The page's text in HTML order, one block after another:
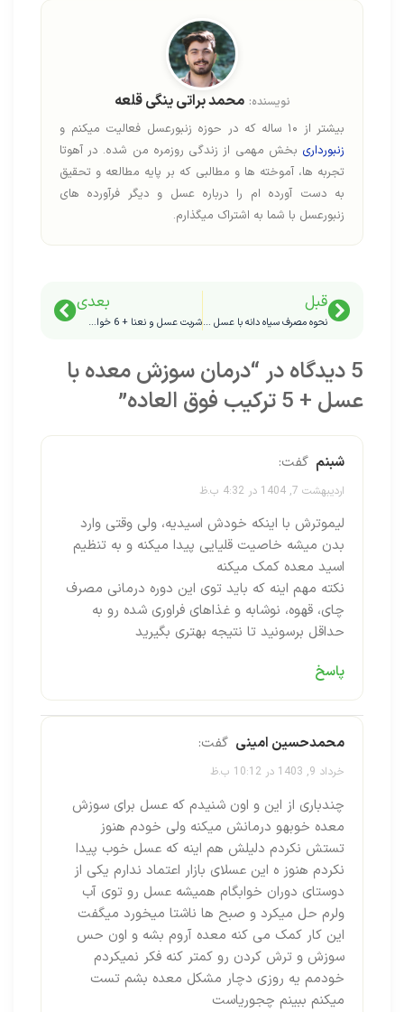
نویسنده: محمد براتی ینگی قلعه
بیشتر از ۱۰ ساله که در حوزه زنبورعسل فعالیت میکنم و
زنبورداری بخش مهمی از زندگی روزمره من شده. در آهوتا
تجربه ها، آموخته ها و مطالبی که بر پایه مطالعه و تحقیق
به دست آورده ام را درباره عسل و دیگر فرآورده های
زنبورعسل با شما به اشتراک میگذارم.
قبل
نحوه مصرف سیاه دانه با عسل + 13 خواص آن
بعدی
شربت عسل و نعنا + 6 خواص آن
5 دیدگاه در “
درمان سوزش معده با
عسل + 5 ترکیب فوق العاده
”
شبنم گفت:
اردیبهشت 7, 1404 در 4:32 ب.ظ
لیموترش با اینکه خودش اسیدیه، ولی وقتی وارد
بدن میشه خاصیت قلیایی پیدا میکنه و به تنظیم
اسید معده کمک میکنه
نکته مهم اینه که باید توی این دوره درمانی مصرف
چای، قهوه، نوشابه و غذاهای فراوری شده رو به
حداقل برسونید تا نتیجه بهتری بگیرید
پاسخ
محمدحسین امینی گفت:
خرداد 9, 1403 در 10:12 ب.ظ
چندباری از این و اون شنیدم که عسل برای سوزش
معده خوبهو درمانش میکنه ولی خودم هنوز
تستش نکردم دلیلش هم اینه که عسل خوب پیدا
نکردم هنوز ه این عسلای بازار اعتماد ندارم یکی از
دوستای دوران خوابگام همیشه عسل رو توی آب
ولرم حل میکرد و صبح ها ناشتا میخورد میگفت
این کار کمک می کنه معده آروم بشه و اون حس
سوزش و ترش کردن رو کمتر کنه فکر نمیکردم
خودمم یه روزی دچار مشکل معده بشم تست
میکنم ببینم چجوریاست